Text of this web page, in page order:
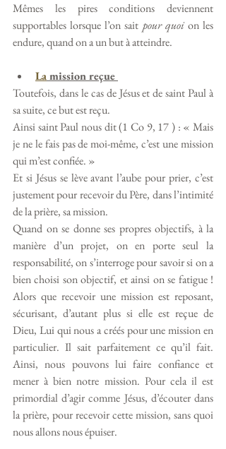
Mêmes les pires conditions deviennent
supportables lorsque l’on sait pour quoi on les
endure, quand on a un but à atteindre.
La mission reçue
Toutefois, dans le cas de Jésus et de saint Paul à
sa suite, ce but est reçu.
Ainsi saint Paul nous dit (1 Co 9, 17 ) : « Mais
je ne le fais pas de moi-même, c’est une mission
qui m’est confiée. »
Et si Jésus se lève avant l’aube pour prier, c’est
justement pour recevoir du Père, dans l’intimité
de la prière, sa mission.
Quand on se donne ses propres objectifs, à la
manière d’un projet, on en porte seul la
responsabilité, on s’interroge pour savoir si on a
bien choisi son objectif, et ainsi on se fatigue !
Alors que recevoir une mission est reposant,
sécurisant, d’autant plus si elle est reçue de
Dieu, Lui qui nous a créés pour une mission en
particulier. Il sait parfaitement ce qu’il fait.
Ainsi, nous pouvons lui faire confiance et
mener à bien notre mission. Pour cela il est
primordial d’agir comme Jésus, d’écouter dans
la prière, pour recevoir cette mission, sans quoi
nous allons nous épuiser.